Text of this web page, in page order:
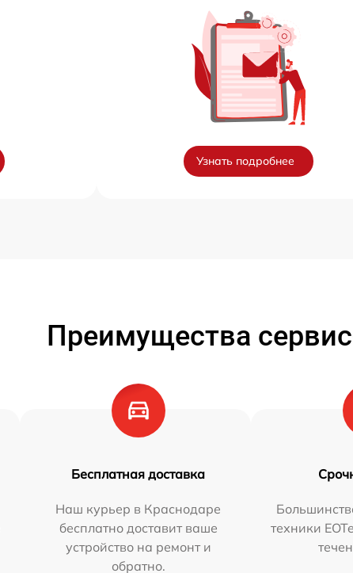
Узнать подробнее
Преимущества
Бесплатная доставка
Наш курьер в Краснодаре
бесплатно доставит ваше
устройство на ремонт и
обратно.
техники